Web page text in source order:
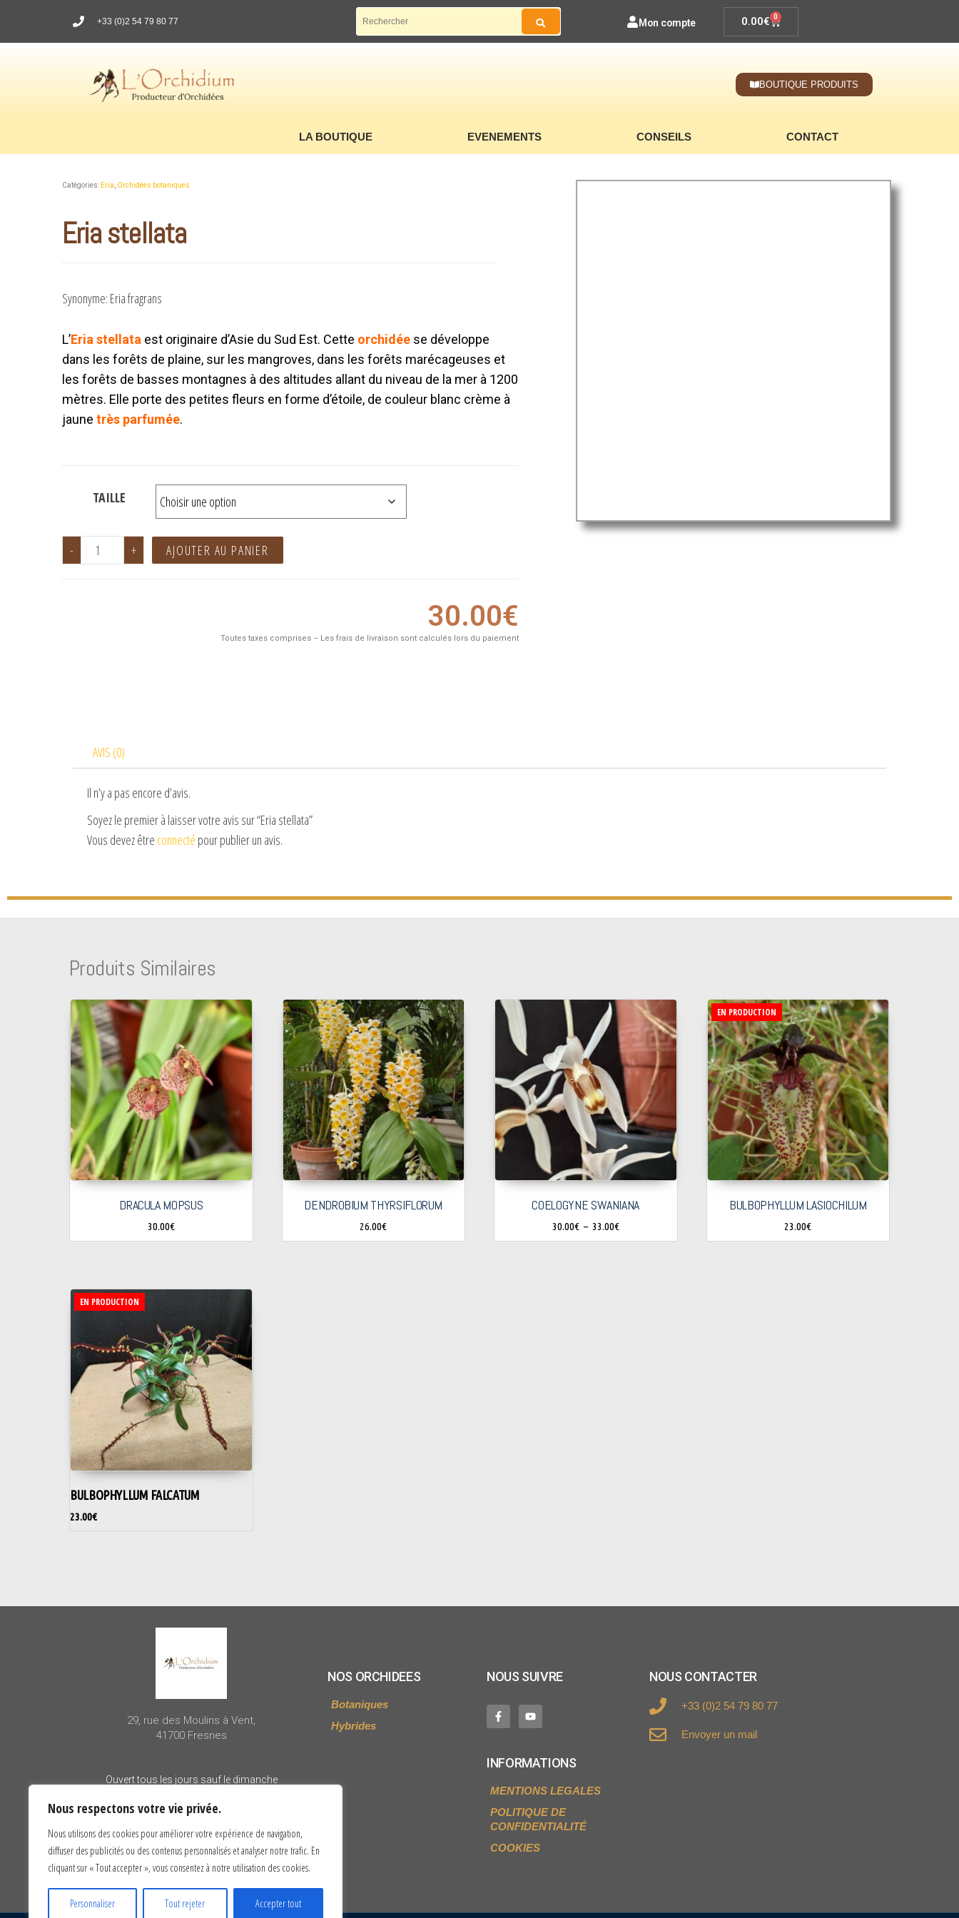
Nous respectons votre vie privée.
Nous utilisons des cookies pour améliorer votre expérience de navigation,
diffuser des publicités ou des contenus personnalisés et analyser notre trafic. En
cliquant sur « Tout accepter », vous consentez à notre utilisation des cookies.
Personnaliser Tout rejeter Accepter tout
+33 (0)2 54 79 80 77 Mon compte 0.00€ 0
BOUTIQUE PRODUITS
LA BOUTIQUE EVENEMENTS CONSEILS CONTACT
Catégories: Eria Orchidées botaniques
Eria stellata
Synonyme: Eria fragrans
L’Eria stellata est originaire d’Asie du Sud Est. Cette orchidée se développe
dans les forêts de plaine, sur les mangroves, dans les forêts marécageuses et
les forêts de basses montagnes à des altitudes allant du niveau de la mer à 1200
mètres. Elle porte des petites fleurs en forme d’étoile, de couleur blanc crème à
jaune très parfumée.
TAILLE
- + AJOUTER AU PANIER
30.00€
Toutes taxes comprises – Les frais de livraison sont calculés lors du paiement
AVIS (0)
Il n’y a pas encore d’avis.
Soyez le premier à laisser votre avis sur “Eria stellata”
Vous devez être connecté pour publier un avis.
Produits Similaires
DRACULA MOPSUS
30.00€
DENDROBIUM THYRSIFLORUM
26.00€
COELOGYNE SWANIANA
30.00€ – 33.00€
EN PRODUCTION
BULBOPHYLLUM LASIOCHILUM
23.00€
EN PRODUCTION
BULBOPHYLLUM FALCATUM
23.00€
29, rue des Moulins à Vent,
41700 Fresnes
Ouvert tous les jours sauf le dimanche
– 14h00 à 18h00
NOS ORCHIDEES
Botaniques
Hybrides
NOUS SUIVRE
INFORMATIONS
MENTIONS LEGALES
POLITIQUE DE
CONFIDENTIALITÉ
COOKIES
NOUS CONTACTER
+33 (0)2 54 79 80 77
Envoyer un mail